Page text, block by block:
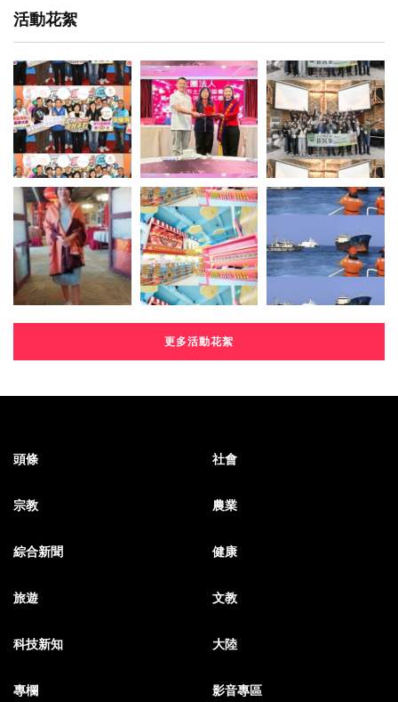
活動花絮
更多活動花絮
頭條 社會
宗教 農業
綜合新聞 健康
旅遊 文教
科技新知 大陸
專欄 影音專區